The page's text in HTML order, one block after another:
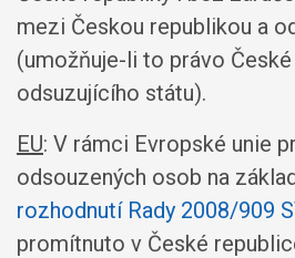
mezi Českou republikou a
(umožňuje-li to právo
odsuzujícího státu).
EU: V rámci Evropské unie
odsouzených osob na
rozhodnutí Rady 2008/909
promítnuto v České